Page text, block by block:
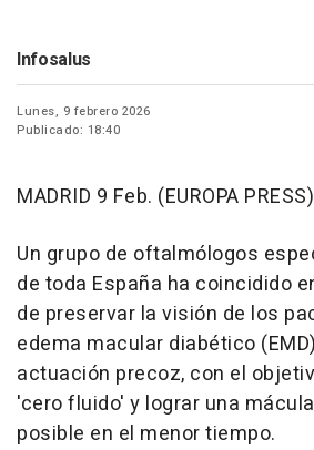
Infosalus
Lunes, 9 febrero 2026
Publicado: 18:40
MADRID 9 Feb. (EUROPA
Un grupo de oftalmólogos
de toda España ha coincidido
de preservar la visión de los
edema macular diabético
actuación precoz, con el
'cero fluido' y lograr una
posible en el menor tiempo.